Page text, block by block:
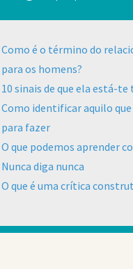
Como é o término do
para os homens?
10 sinais de que ela está-
Como identificar aquilo que
para fazer
O que podemos aprender
Nunca diga nunca
O que é uma crítica